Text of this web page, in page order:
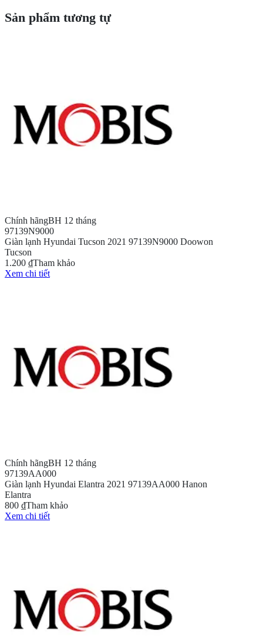
Sản phẩm tương tự
Chính hãngBH 12 tháng
97139N9000
Giàn lạnh Hyundai Tucson 2021 97139N9000 Doowon
Tucson
1.200 ₫Tham khảo
Xem chi tiết
Chính hãngBH 12 tháng
97139AA000
Giàn lạnh Hyundai Elantra 2021 97139AA000 Hanon
Elantra
800 ₫Tham khảo
Xem chi tiết